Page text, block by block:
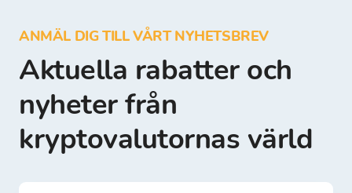
ANMÄL DIG TILL VÅRT NYHETSBREV
Aktuella rabatter och
nyheter från
kryptovalutornas värld